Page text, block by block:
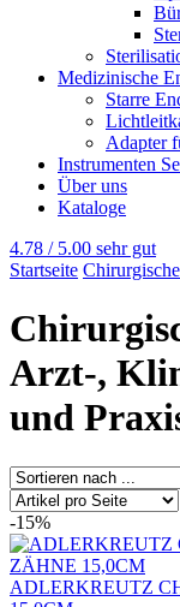
Medizinische
Starre
Adapter
Instrumenten
Über uns
Kataloge
4.78 / 5.00 sehr gut
Startseite
Arzt-,
und
-15%
ADLERKREUTZ